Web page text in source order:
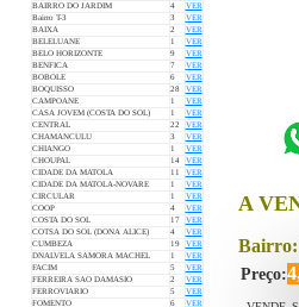
BAIRRO DO JARDIM
4
VER
Bairro T-3
3
VER
BAIXA
2
VER
BELELUANE
1
VER
BELO HORIZONTE
9
VER
BENFICA
7
VER
BOBOLE
6
VER
BOQUISSO
28
VER
CAMPOANE
1
VER
CASA JOVEM (COSTA DO SOL)
1
VER
CENTRAL
22
VER
CHAMANCULU
3
VER
CHIANGO
1
VER
CHOUPAL
14
VER
CIDADE DA MATOLA
11
VER
CIDADE DA MATOLA-NOVARE
1
VER
CIRCULAR
1
VER
COOP
4
VER
COSTA DO SOL
17
VER
COTSA DO SOL (DONA ALICE)
4
VER
CUMBEZA
19
VER
DNALVELA SAMORA MACHEL
1
VER
FACIM
5
VER
FERREIRA SAO DAMASIO
2
VER
FERROVIARIO
5
VER
FOMENTO
6
VER
A
Preço: